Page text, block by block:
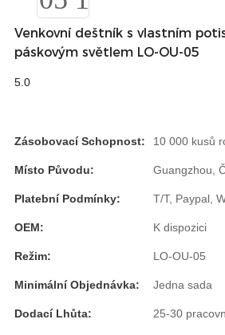
Venkovní deštník s vlastním
páskovým světlem LO-OU-05
5.0
Zásobovací Schopnost: 10 000 kusů
Místo Původu: Guangzhou,
Platební Podmínky: T/T, Paypal,
OEM: K dispozici
Režim: LO-OU-05
Minimální Objednávka: Jedna sada
Dodací Lhůta: 25-30